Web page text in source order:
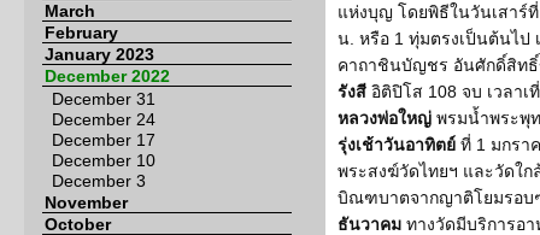
March
February
January 2023
December 2022
December 31
December 24
December 17
December 10
December 3
November
October
แห่งบุญ โดยพิธีในวันเสาร์
น. หรือ 1 ทุ่มตรงเป็นต้นไป
คาถาชินบัญชร อันศักดิ์สิท
รังสี อิติปิโส 108 จบ เวลา
หลวงพ่อใหญ่ พรมน้ำพระพุ
รุ่งเช้าวันอาทิตย์ ที่ 1 มกรา
พระสงฆ์วัดไทยฯ และวัดใก
บิณฑบาตจากญาติโยมรอ
ธันวาคม ทางวัดมีบริการอ